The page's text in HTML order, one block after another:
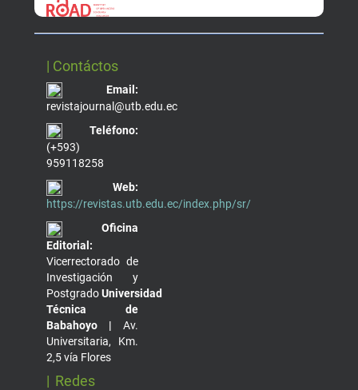
| Contáctos
Email:
revistajournal@utb.edu.ec
Teléfono:
(+593)
959118258
Web:
https://revistas.utb.edu.ec/index.php/sr/
Oficina
Editorial:
Vicerrectorado de
Investigación y
PostgradoUniversidad
Técnica de
Babahoyo | Av.
Universitaria, Km.
2,5 vía Flores
| Redes